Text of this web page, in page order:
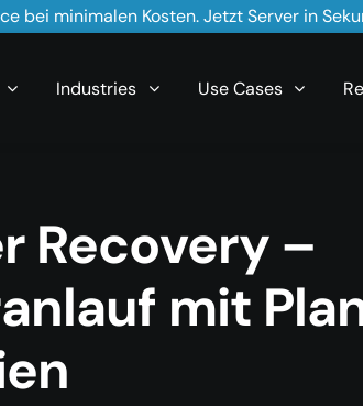
bei minimalen Kosten. Jetzt Server in
Industries Use Cases
Recovery –
mit